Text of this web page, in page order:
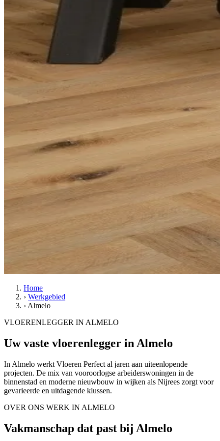
Home
› Werkgebied
› Almelo
VLOERENLEGGER IN ALMELO
Uw vaste vloerenlegger in Almelo
In Almelo werkt Vloeren Perfect al jaren aan uiteenlopende
projecten. De mix van vooroorlogse arbeiderswoningen in de
binnenstad en moderne nieuwbouw in wijken als Nijrees zorgt voor
gevarieerde en uitdagende klussen.
OVER ONS WERK IN ALMELO
Vakmanschap dat past bij Almelo